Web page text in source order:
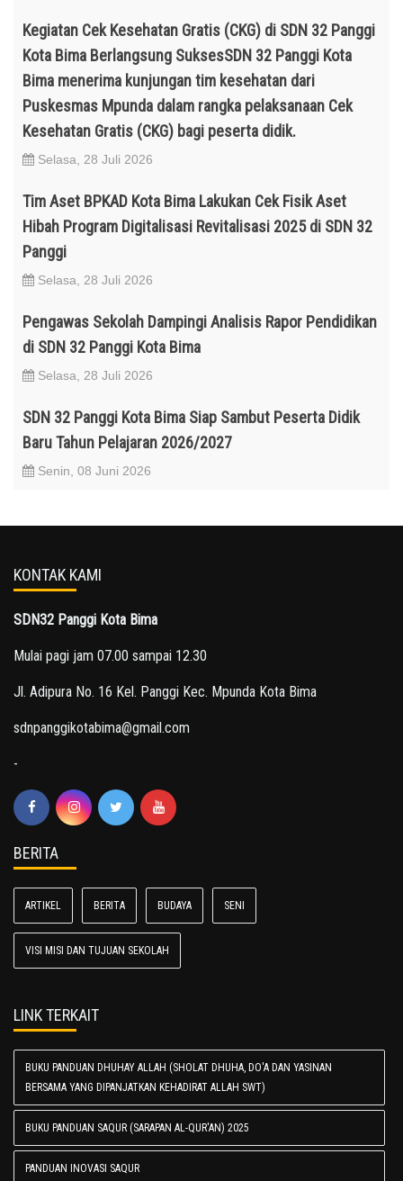
Kegiatan Cek Kesehatan Gratis (CKG) di SDN 32 Panggi
Kota Bima Berlangsung SuksesSDN 32 Panggi Kota
Bima menerima kunjungan tim kesehatan dari
Puskesmas Mpunda dalam rangka pelaksanaan Cek
Kesehatan Gratis (CKG) bagi peserta didik.
Selasa, 28 Juli 2026
Tim Aset BPKAD Kota Bima Lakukan Cek Fisik Aset
Hibah Program Digitalisasi Revitalisasi 2025 di SDN 32
Panggi
Selasa, 28 Juli 2026
Pengawas Sekolah Dampingi Analisis Rapor Pendidikan
di SDN 32 Panggi Kota Bima
Selasa, 28 Juli 2026
SDN 32 Panggi Kota Bima Siap Sambut Peserta Didik
Baru Tahun Pelajaran 2026/2027
Senin, 08 Juni 2026
KONTAK KAMI
SDN32 Panggi Kota Bima
Mulai pagi jam 07.00 sampai 12.30
Jl. Adipura No. 16 Kel. Panggi Kec. Mpunda Kota Bima
sdnpanggikotabima@gmail.com
-
BERITA
ARTIKEL BERITA BUDAYA SENI
VISI MISI DAN TUJUAN SEKOLAH
LINK TERKAIT
BUKU PANDUAN DHUHAY ALLAH (SHOLAT DHUHA, DO'A DAN YASINAN
BERSAMA YANG DIPANJATKAN KEHADIRAT ALLAH SWT)
BUKU PANDUAN SAQUR (SARAPAN AL-QUR'AN) 2025
PANDUAN INOVASI SAQUR